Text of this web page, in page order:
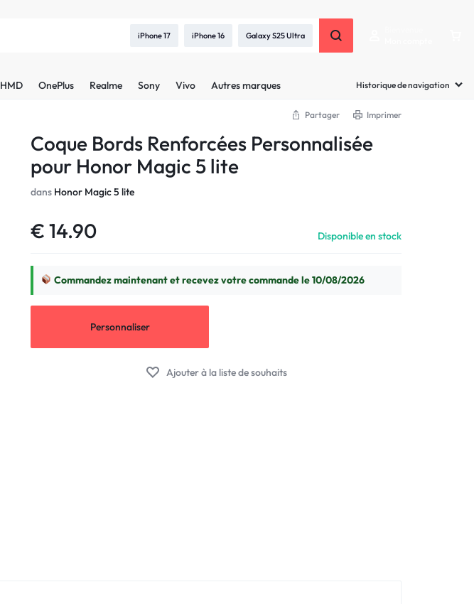
iPhone 17 iPhone 16 Galaxy S25 Ultra
OnePlus Realme Sony Vivo Autres marques Historique de navigation
Partager Imprimer
Coque Bords Renforcées Personnalisée
pour Honor Magic 5 lite
dans Honor Magic 5 lite
€ 14.90 Disponible en stock
Commandez maintenant et recevez votre commande le 10/08/2026
Personnaliser